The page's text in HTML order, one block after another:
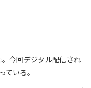
。今回デジタル配信され
ている。